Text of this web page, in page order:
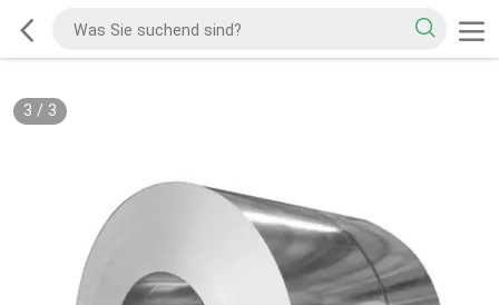
3 / 3